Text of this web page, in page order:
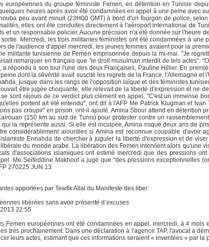
européennes du groupe féministe Femen, en détention en Tunisie
heures après avoir été condamnées en appel à une peine avec
peu avant minuit (23H00 GMT) à bord d'un fourgon de police,
elles ont été conduites directement à l'aéroport international de
et un responsable policier. Aucune précision n'a été donnée sur l'heure
Mercredi, les trois militantes féministes ont été condamnées à
de l'audience d'appel mercredi, les jeunes femmes avaient pour la
militante tunisienne de Femen emprisonnée depuis la mi-mai. "Je
remarquer en français que "le droit musulman interdit de tels actes".
a répondu à son tour l'une des deux Françaises, Pauline Hillier. En
dont la sévérité avait suscité les regrets de la France, l'Allemagne
jusque dans les rangs de l'opposition laïque et des féministes
être jugée choquante, elle relevait de la liberté d'expression et ne
sont réjouis de ce verdict plus clément en appel. "C'est un immense
portent ait été entendu", ont dit à l'AFP Me Patrick Klugman et
pas croupir" en prison, ont-il ajouté. Amina Sbouï attend en détention
(150 km au sud de Tunis) pour protester contre un
la représente aussi. Si elle est inculpée, Amina risque deux ans de
considérablement alourdies si Amina est reconnue coupable d'avoir
Ennahda de chercher à juguler la liberté d'expression et de
du monde arabe. La libération des Femen intervient alors qu'une
d'associations islamiques ont estimé mercredi que des pressions
Me Seifeddine Makhouf a jugé que "des pressions exceptionnelles
270225 JUN 13
apportées par Tewfik Allal du Manifeste des liber:
libérées sans avoir présenté d’excuses
22:55
Femen européennes ont été condamnées en appel, mercredi, à 4
très prochainement. Dans une déclaration à l'agence TAP, l'avocat a
leurs actes, estimant que ces informations seraient « inventées » par la